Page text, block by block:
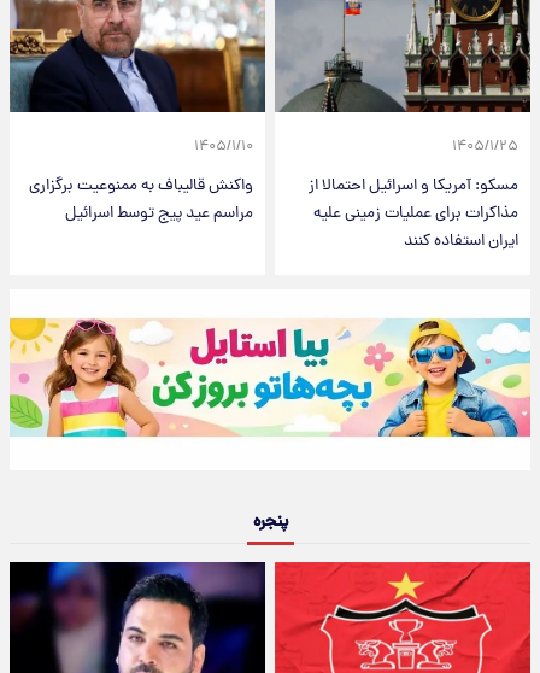
۱۴۰۵/۱/۲۵
مسکو: آمریکا و اسرائیل احتمالا از
مذاکرات برای عملیات زمینی علیه
ایران استفاده کنند
۱۴۰۵/۱/۱۰
واکنش قالیباف به ممنوعیت برگزاری
مراسم عید پیج توسط اسرائیل
پنجره